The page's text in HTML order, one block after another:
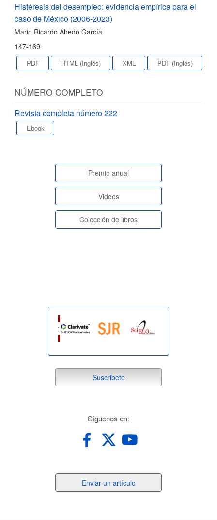
Histéresis del desempleo: evidencia empírica para el
caso de México (2006-2023)
Mario Ricardo Ahedo García
147-169
PDF HTML (Inglés) XML PDF (Inglés)
NÚMERO COMPLETO
Revista completa número 222
Ebook
paginasespeciales
Premio anual
Videos
Colección de libros
suscribete
Suscribete
Síguenos en:
un
Enviar un artículo